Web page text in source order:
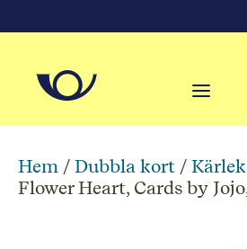
Hem / Dubbla kort / Kärlek
Flower Heart, Cards by